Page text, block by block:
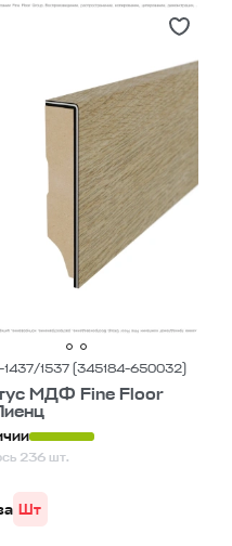
1437/1537 (345184-650032)
МДФ Fine Floor
236 шт.
Шт